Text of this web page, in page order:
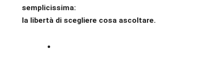
semplicissima:
la libertà di scegliere cosa ascoltare.